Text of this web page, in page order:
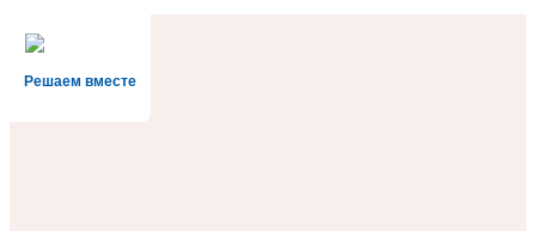
Решаем вместе